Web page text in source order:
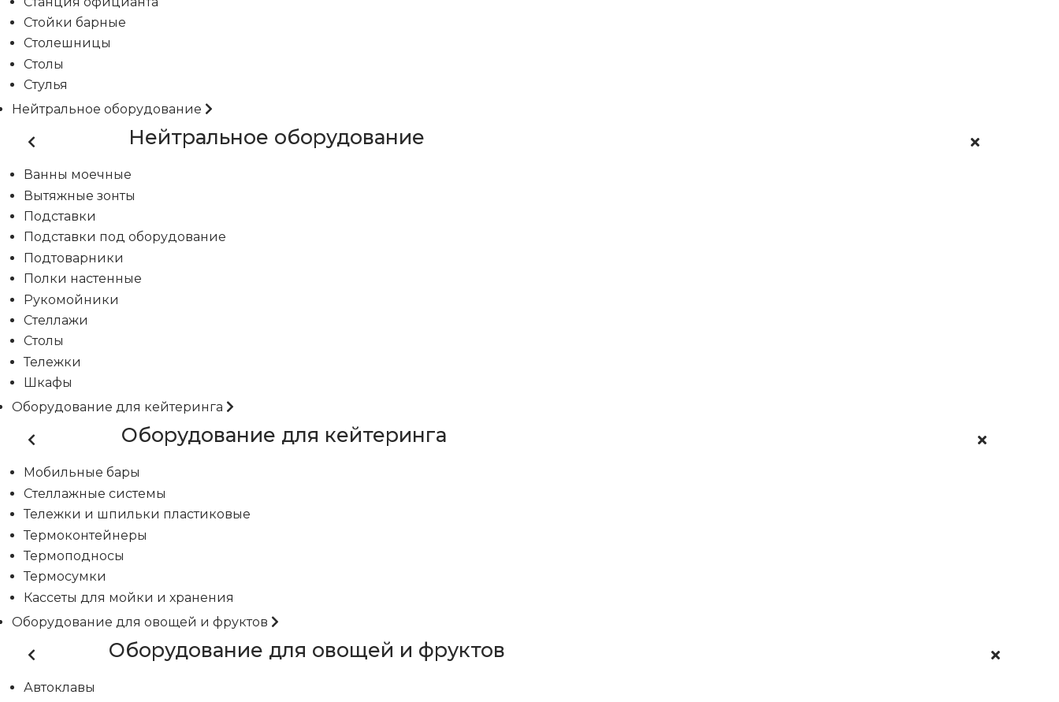
Стойки барные
Столешницы
Столы
Стулья
Нейтральное оборудование
Нейтральное оборудование
Ванны моечные
Вытяжные зонты
Подставки
Подставки под оборудование
Подтоварники
Полки настенные
Рукомойники
Стеллажи
Столы
Тележки
Шкафы
Оборудование для кейтеринга
Оборудование для кейтеринга
Мобильные бары
Стеллажные системы
Тележки и шпильки пластиковые
Термоконтейнеры
Термоподносы
Термосумки
Кассеты для мойки и хранения
Оборудование для овощей и фруктов
Оборудование для овощей и фруктов
Автоклавы